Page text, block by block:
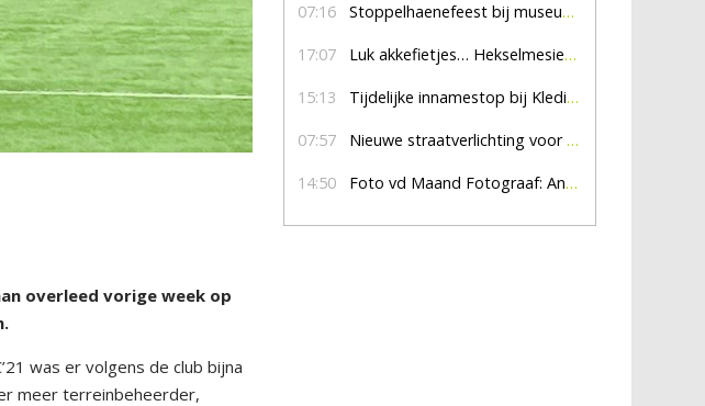
overleed vorige week op
was er volgens de club bijna
meer terreinbeheerder,
07:16 Stoppelhaenefeest bij museum De Lebbenbrugge
17:07 Luk akkefietjes… HekselmesienHarry
15:13 Tijdelijke innamestop bij Kledingbank Stefania
07:57 Nieuwe straatverlichting voor De Veldmaat en De Pas
14:50 Foto vd Maand Fotograaf: Anna Jalving